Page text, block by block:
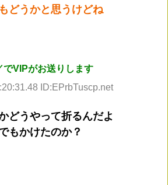
どうかと思うけどね
でVIPがお送りします
ID:EPrbTuscp.net
どうやって折るんだよ
もかけたのか？